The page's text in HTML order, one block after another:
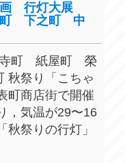
画 行灯大展
下之町 中
寺町 紙屋町 榮
祭り「こちゃ
町商店街で開催
，気温が29〜16
秋祭りの行灯」